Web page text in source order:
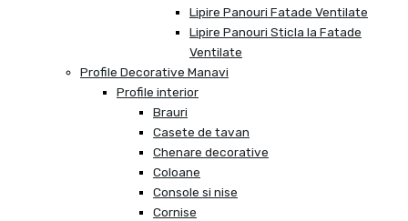
Lipire Panouri Fatade Ventilate
Lipire Panouri Sticla la Fatade
Ventilate
Profile Decorative Manavi
Profile interior
Brauri
Casete de tavan
Chenare decorative
Coloane
Console si nise
Cornise